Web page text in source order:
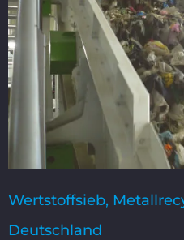
Wertstoffsieb,
Deutschland